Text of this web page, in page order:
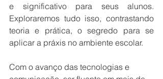
e significativo para seus alunos.
Exploraremos tudo isso, contrastando
teoria e prática, o segredo para se
aplicar a práxis no ambiente escolar.
Com o avanço das tecnologias e